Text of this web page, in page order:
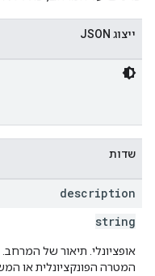
ייצוג JSON
שדות
description
string
אופציונלי. תיאור של
המטרה הפונקציונלית או